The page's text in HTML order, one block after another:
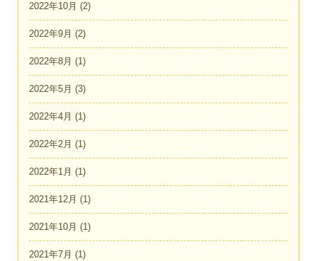
2022年10月 (2)
2022年9月 (2)
2022年8月 (1)
2022年5月 (3)
2022年4月 (1)
2022年2月 (1)
2022年1月 (1)
2021年12月 (1)
2021年10月 (1)
2021年7月 (1)